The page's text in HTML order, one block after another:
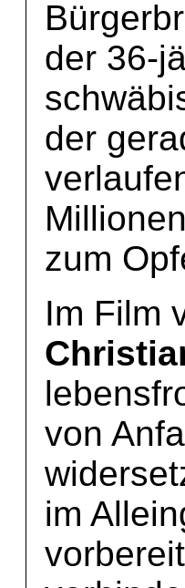
der 36-
der
zum
Im Film
von
im